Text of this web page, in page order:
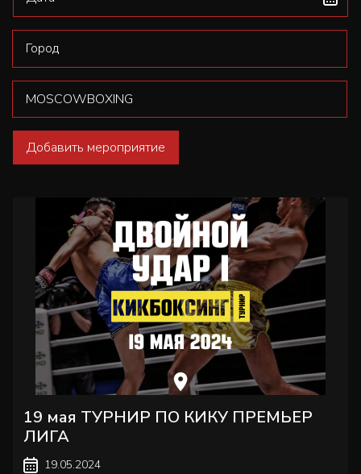
Добавить мероприятие
19 мая ТУРНИР ПО КИКУ ПРЕМЬЕР
ЛИГА
19.05.2024